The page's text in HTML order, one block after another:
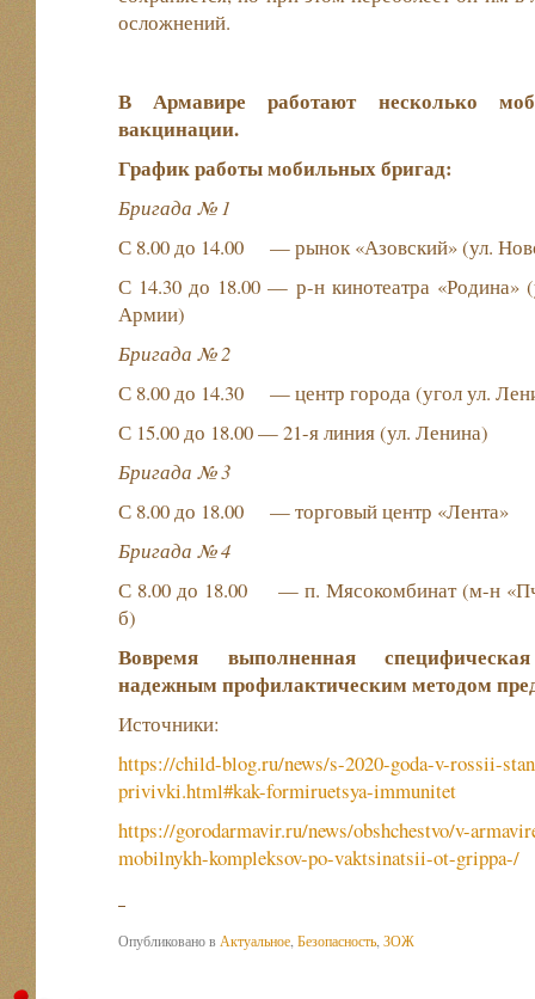
осложнений.
В Армавире работают несколько
вакцинации.
График работы мобильных бригад:
Бригада № 1
С 8.00 до 14.00 — рынок «Азовский» (ул.
С 14.30 до 18.00 — р-н кинотеатра «Родина»
Армии)
Бригада № 2
С 8.00 до 14.30 — центр города (угол ул.
С 15.00 до 18.00 — 21-я линия (ул. Ленина)
Бригада № 3
С 8.00 до 18.00 — торговый центр «Лента»
Бригада № 4
С 8.00 до 18.00 — п. Мясокомбинат (м-н
б)
Вовремя выполненная
надежным профилактическим методом
Источники:
https://child-blog.ru/news/s-2020-goda-v-rossii-
privivki.html#kak-formiruetsya-immunitet
https://gorodarmavir.ru/news/obshchestvo/v-
mobilnykh-kompleksov-po-vaktsinatsii-ot-grippa-/
Опубликовано в Актуальное Безопасность ЗОЖ